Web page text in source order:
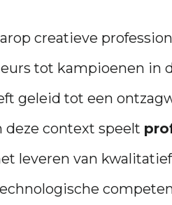
creatieve
tot kampioenen in
geleid tot een
context speelt
leveren van